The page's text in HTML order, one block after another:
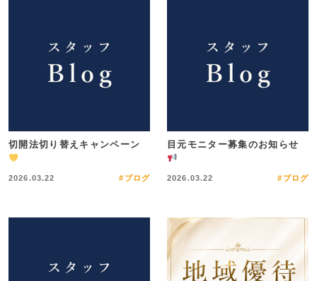
切開法切り替えキャンペーン
2026.03.22 #ブログ
目元モニター募集のお知らせ
2026.03.22 #ブログ